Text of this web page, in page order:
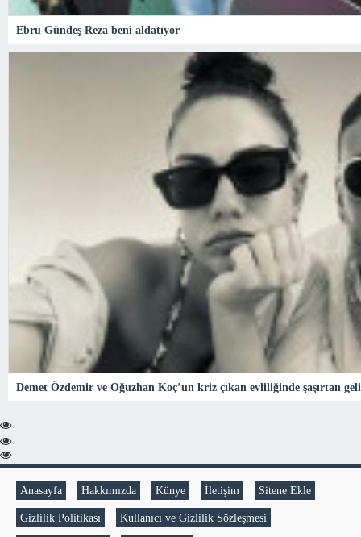
Ebru Gündeş Reza beni aldatıyor
Demet Özdemir ve Oğuzhan Koç’un kriz çıkan evliliğinde şaşırtan
Anasayfa Hakkımızda Künye İletişim Sitene Ekle
Gizlilik Politikası Kullanıcı ve Gizlilik Sözleşmesi